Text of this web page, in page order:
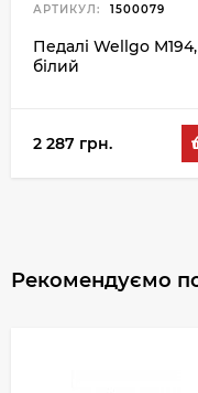
АРТИКУЛ: 1500079
Педалі Wellgo M194,
білий
2 287 грн.
Рекомендуємо